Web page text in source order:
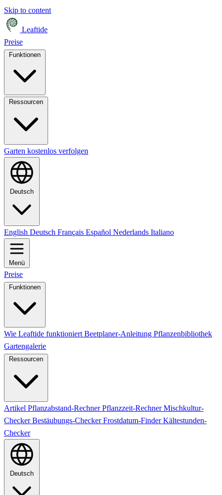
Skip to content
Leaftide
Preise
Garten kostenlos verfolgen
Deutsch
English Deutsch Français Español Nederlands Italiano
Menü
Preise
Funktionen
Wie Leaftide funktioniert Beetplaner-Anleitung Pflanzenbibliothek
Gartengalerie
Ressourcen
Artikel Pflanzabstand-RechnerPflanzzeit-RechnerMischkultur-
CheckerBestäubungs-CheckerFrostdatum-FinderKältestunden-
Checker
Deutsch